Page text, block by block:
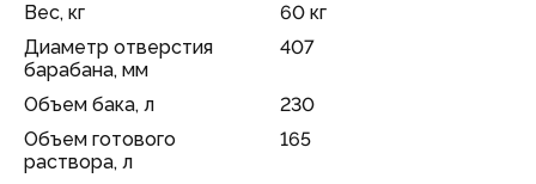
Вес, кг
60 кг
Диаметр отверстия
барабана, мм
407
Объем бака, л
230
Объем готового
раствора, л
165